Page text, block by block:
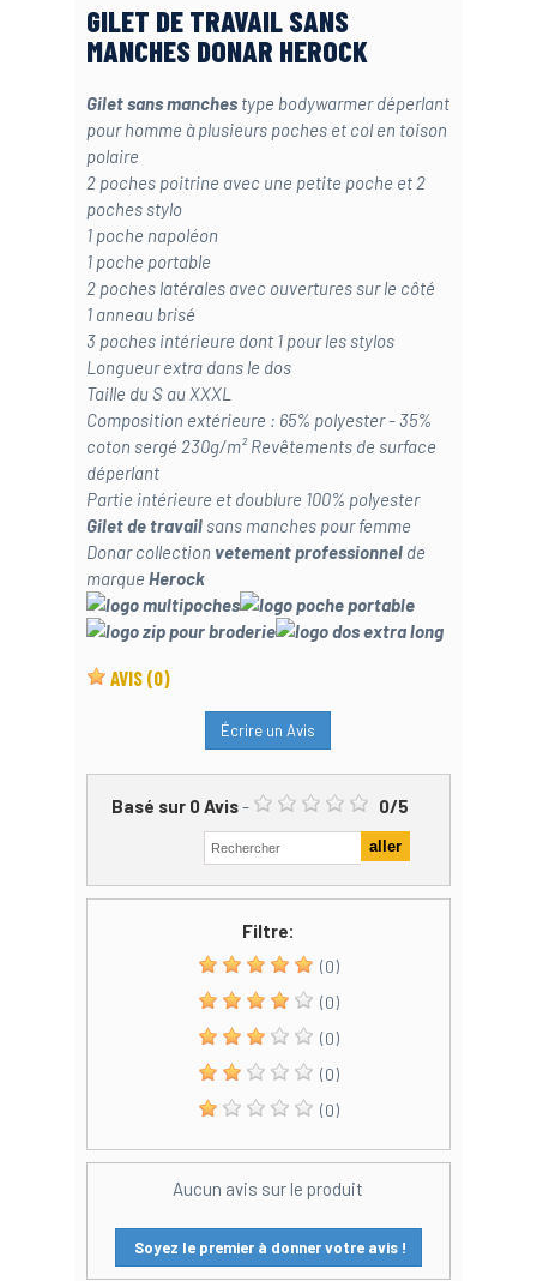
GILET DE TRAVAIL SANS
MANCHES DONAR HEROCK
Gilet sans manchestype bodywarmer déperlant
pour homme à plusieurs poches et col en toison
polaire
2 poches poitrine avec une petite poche et 2
poches stylo
1 poche napoléon
1 poche portable
2 poches latérales avec ouvertures sur le côté
1 anneau brisé
3 poches intérieure dont 1 pour les stylos
Longueur extra dans le dos
Taille du S au XXXL
Composition extérieure : 65% polyester - 35%
coton sergé 230g/m² Revêtements de surface
déperlant
Partie intérieure et doublure 100% polyester
Gilet de travailsans manches pour femme
Donar collection vetement professionnelde
marque Herock
AVIS (0)
Écrire un Avis
Basé sur 0Avis- 0/5
Filtre:
(0)
(0)
(0)
(0)
(0)
Aucun avis sur le produit
Soyez le premier à donner votre avis !